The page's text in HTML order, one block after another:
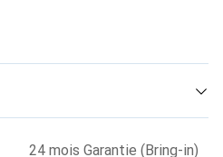
24 mois Garantie (Bring-in)